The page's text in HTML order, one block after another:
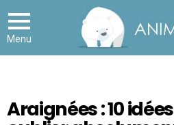
Menu
Araignées : 10